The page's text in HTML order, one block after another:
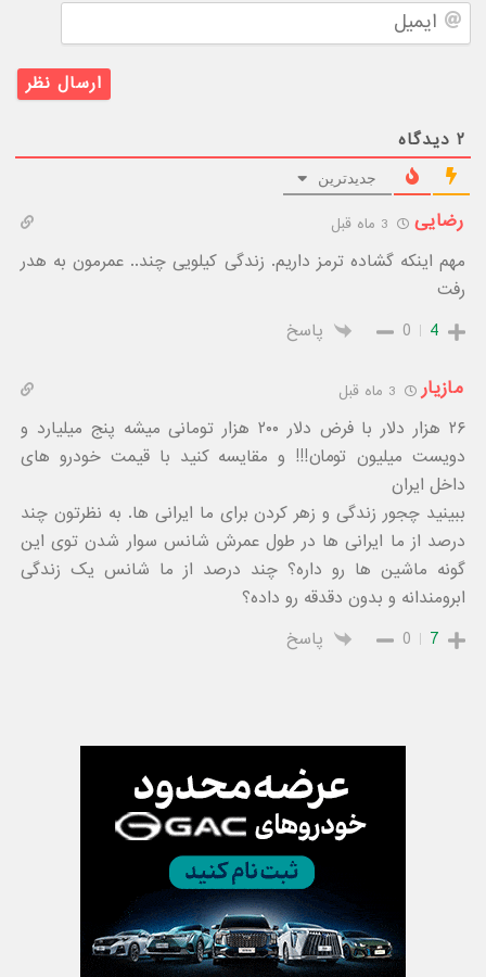
ایمیل
۲ دیدگاه
جدیدترین
رضایی
مهم اینکه گشاده ترمز داریم. زندگی کیلویی چند.. عمرمون به هدر
رفت
4
0 پاسخ
مازیار 3 ماه قبل
۲۶ هزار دلار با فرض دلار ۲۰۰ هزار تومانی میشه پنج میلیارد و
دویست میلیون تومان!!! و مقایسه کنید با قیمت خودرو های
داخل ایران
ببینید چجور زندگی و زهر کردن برای ما ایرانی ها. به نظرتون چند
درصد از ما ایرانی ها در طول عمرش شانس سوار شدن توی این
گونه ماشین ها رو داره؟ چند درصد از ما شانس یک زندگی
ابرومندانه و بدون دقدقه رو داده؟
7
0 پاسخ